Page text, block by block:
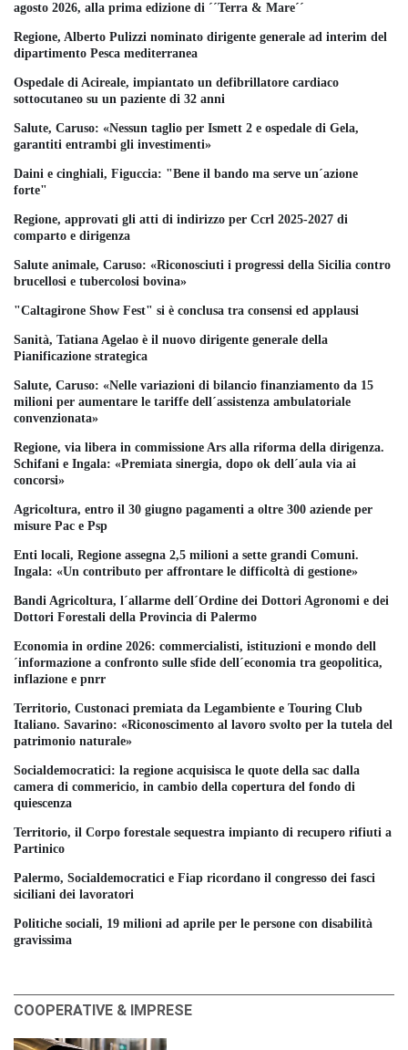
agosto 2026, alla prima edizione di ´´Terra & Mare´´
Regione, Alberto Pulizzi nominato dirigente generale ad interim del
dipartimento Pesca mediterranea
Ospedale di Acireale, impiantato un defibrillatore cardiaco
sottocutaneo su un paziente di 32 anni
Salute, Caruso: «Nessun taglio per Ismett 2 e ospedale di Gela,
garantiti entrambi gli investimenti»
Daini e cinghiali, Figuccia: "Bene il bando ma serve un´azione
forte"
Regione, approvati gli atti di indirizzo per Ccrl 2025-2027 di
comparto e dirigenza
Salute animale, Caruso: «Riconosciuti i progressi della Sicilia contro
brucellosi e tubercolosi bovina»
"Caltagirone Show Fest" si è conclusa tra consensi ed applausi
Sanità, Tatiana Agelao è il nuovo dirigente generale della
Pianificazione strategica
Salute, Caruso: «Nelle variazioni di bilancio finanziamento da 15
milioni per aumentare le tariffe dell´assistenza ambulatoriale
convenzionata»
Regione, via libera in commissione Ars alla riforma della dirigenza.
Schifani e Ingala: «Premiata sinergia, dopo ok dell´aula via ai
concorsi»
Agricoltura, entro il 30 giugno pagamenti a oltre 300 aziende per
misure Pac e Psp
Enti locali, Regione assegna 2,5 milioni a sette grandi Comuni.
Ingala: «Un contributo per affrontare le difficoltà di gestione»
Bandi Agricoltura, l´allarme dell´Ordine dei Dottori Agronomi e dei
Dottori Forestali della Provincia di Palermo
Economia in ordine 2026: commercialisti, istituzioni e mondo dell
´informazione a confronto sulle sfide dell´economia tra geopolitica,
inflazione e pnrr
Territorio, Custonaci premiata da Legambiente e Touring Club
Italiano. Savarino: «Riconoscimento al lavoro svolto per la tutela del
patrimonio naturale»
Socialdemocratici: la regione acquisisca le quote della sac dalla
camera di commericio, in cambio della copertura del fondo di
quiescenza
Territorio, il Corpo forestale sequestra impianto di recupero rifiuti a
Partinico
Palermo, Socialdemocratici e Fiap ricordano il congresso dei fasci
siciliani dei lavoratori
Politiche sociali, 19 milioni ad aprile per le persone con disabilità
gravissima
COOPERATIVE & IMPRESE